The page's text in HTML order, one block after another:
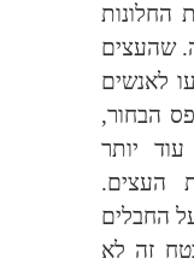
החלונות
שהעצים
לאנשים
הבחור,
יותר
העצים.
החבלים
זה לא